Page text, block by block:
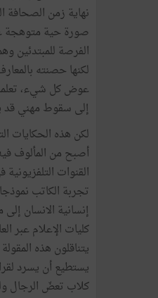
نهاية زمن الصحافة
صورة حية متوهجة
الفرصة للمبتدئين
لكنها حصنته
عوض كل شيء، تعلمت
إلى سقوط مهني قد
لكن هذه الحكايات
أصبح من المألوف
القنوات
تجربة الكاتب
إنسانية الانسان
كليات الإعلام عبر
يتناقلون هذه
يستطيع أن يسرد
كلاب تعضّ الرجال